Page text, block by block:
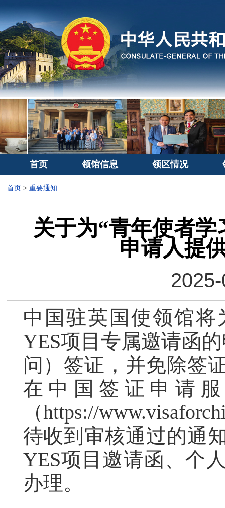
首页 领馆信息 领区情况
首页 > 重要通知
关于为“青年使者
申请人提
中国驻英国使领馆
YES项目专属邀请函
问）签证，并免除签
在中国签证申请
（https://
待收到审核通过的通
YES项目邀请函、个
办理。